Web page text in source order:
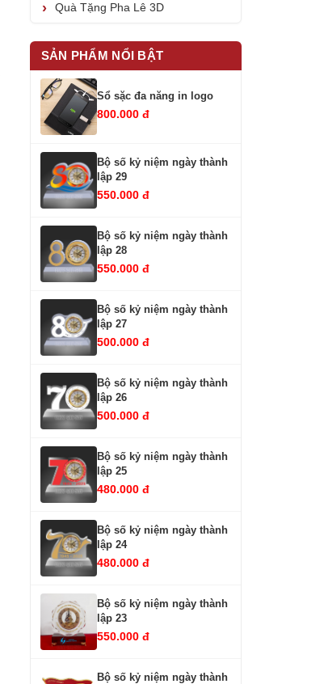
Quà Tặng Pha Lê 3D
SẢN PHẨM NỔI BẬT
Sổ sặc đa năng in logo
800.000 đ
Bộ số kỷ niệm ngày thành
lập 29
550.000 đ
Bộ số kỷ niệm ngày thành
lập 28
550.000 đ
Bộ số kỷ niệm ngày thành
lập 27
500.000 đ
Bộ số kỷ niệm ngày thành
lập 26
500.000 đ
Bộ số kỷ niệm ngày thành
lập 25
480.000 đ
Bộ số kỷ niệm ngày thành
lập 24
480.000 đ
Bộ số kỷ niệm ngày thành
lập 23
550.000 đ
Bộ số kỷ niệm ngày thành